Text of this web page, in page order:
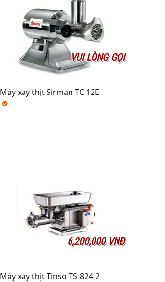
VUI LÒNG GỌI
Máy xay thịt Sirman TC 12E
6,200,000 VNĐ
Máy xay thịt Tinso TS-824-2